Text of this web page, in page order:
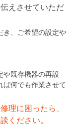
えさせていただ
き、ご希望の設定や
や既存機器の再設
ば何でも作業させて
理に困ったら、
ください。